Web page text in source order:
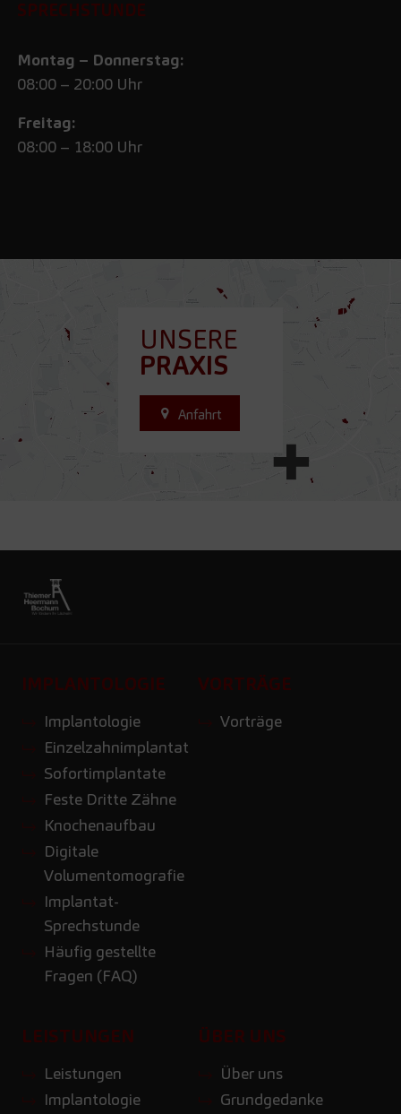
UNSERE
PRAXIS
Anfahrt
SPRECHSTUNDE
Montag – Donnerstag:
08:00 – 20:00 Uhr
Freitag:
08:00 – 18:00 Uhr
IMPLANTOLOGIE
Implantologie
Einzelzahnimplantat
Sofortimplantate
Feste Dritte Zähne
Knochenaufbau
Digitale
Volumentomografie
Implantat-
Sprechstunde
Häufig gestellte
Fragen (FAQ)
VORTRÄGE
Vorträge
LEISTUNGEN
Leistungen
Implantologie
ÜBER UNS
Über uns
Grundgedanke